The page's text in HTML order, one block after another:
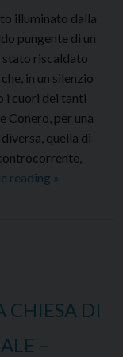
illuminato dalla
pungente di un
stato riscaldato
in un silenzio
i cuori dei tanti
Conero, per una
quella di
reading Via
3.0
»
CHIESA DI
–